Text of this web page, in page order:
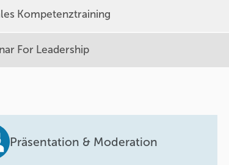
Kompetenztraining
For Leadership
Präsentation & Moderation